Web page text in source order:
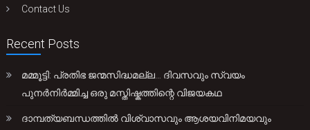
Contact Us
Recent Posts
മമ്മൂട്ടി: പ്രതിഭ ജന്മസിദ്ധമല്ല… ദിവസവും സ്വയം
പുനർനിർമ്മിച്ച ഒരു മസ്തിഷ്കത്തിന്റെ വിജയകഥ
ദാമ്പത്യബന്ധത്തിൽ വിശ്വാസവും ആശയവിനിമയവും